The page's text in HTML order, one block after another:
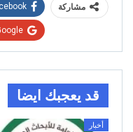
مشاركة
قد يعجبك ايضا
أخبار